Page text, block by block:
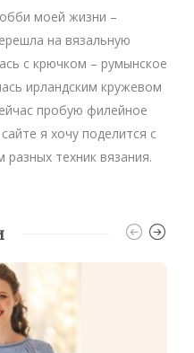
моей жизни –
на вязальную
с крючком – румынское
ирландским кружевом
пробую филейное
я хочу поделится с
техник вязания.